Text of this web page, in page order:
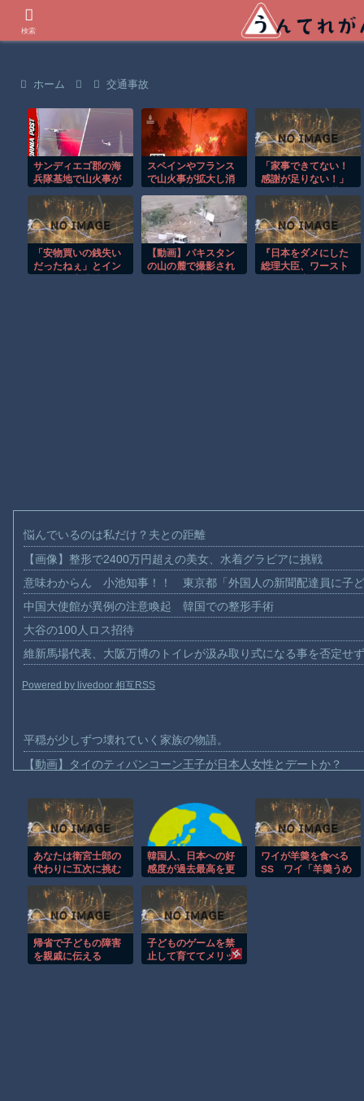
ホーム 交通事故
サンディエゴ郡の海
兵隊基地で山火事が
スペインやフランス
で山火事が拡大し消
「家事できてない！
感謝が足りない！」
言われる。看護学生
にまでなった私を叩
く後出し旦那
「安物買いの銭失い
だったねぇ」とイン
【動画】パキスタン
の山の麓で撮影され
『日本をダメにした
総理大臣、ワースト
悩んでいるのは私だけ？夫との距離
【画像】整形で2400万円超えの美女、水着グラビアに挑戦
意味わからん 小池知事！！ 東京都「外国人の新聞配達員に子
中国大使館が異例の注意喚起 韓国での整形手術
大谷の100人ロス招待
維新馬場代表、大阪万博のトイレが汲み取り式になる事を否定せ
Powered by livedoor 相互RSS
平穏が少しずつ壊れていく家族の物語。
【動画】タイのティパンコーン王子が日本人女性とデートか？
AmazonのアツさMax！心も踊る「マンガ毎週末セール（50%還
【動画】これはお見事。中国重慶市で珍しい事故が撮影される。
【画像】十二支合体！！ところでその前足、猫じゃね？
【動画】逃げる判断はやっ！埼玉でスマホ運転のプリウスに当て
【動画】よく助けられたな。岐阜の川で外国人が溺れてしまう事
渡邊渚さん「私がPTSDと診断された当時、世間はまだPTSDと
あなたは衛宮士郎の
代わりに五次に挑む
韓国人、日本への好
感度が過去最高を更
か
ワイが羊羮を食べる
SS ワイ「羊羮うめ
帰省で子どもの障害
を親戚に伝える
子どものゲームを禁
止して育ててメリッ
検索